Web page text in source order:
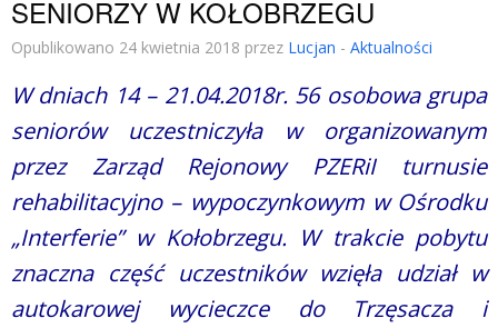
SENIORZY W KOŁOBRZEGU
Opublikowano 24 kwietnia 2018 przez Lucjan - Aktualności
W dniach 14 – 21.04.2018r. 56 osobowa grupa
seniorów uczestniczyła w organizowanym
przez Zarząd Rejonowy PZERiI turnusie
rehabilitacyjno – wypoczynkowym w Ośrodku
„Interferie” w Kołobrzegu. W trakcie pobytu
znaczna część uczestników wzięła udział w
autokarowej wycieczce do Trzęsacza i